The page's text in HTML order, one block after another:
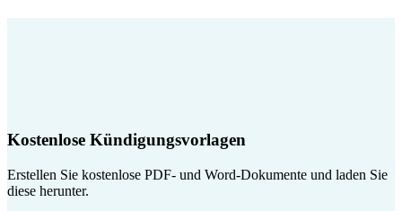
Kostenlose Kündigungsvorlagen
Erstellen Sie kostenlose PDF- und Word-Dokumente und laden Sie
diese herunter.